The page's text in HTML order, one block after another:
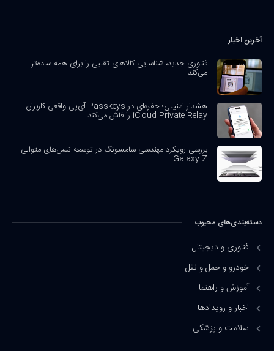
آخرین اخبار
فناوری جدید، شناسایی کالاهای تقلبی را برای همه ساده‌تر
می‌کند
هشدار امنیتی؛ حفره‌ای در Passkeys آی‌پی واقعی کاربران
iCloud Private Relay را فاش می‌کند
بررسی رویکرد مهندسی سامسونگ در توسعه نسل‌های متوالی
Galaxy Z
دسته‌بندی‌های محبوب
فناوری و دیجیتال
خودرو و حمل و نقل
آموزش و راهنما
اخبار و رویدادها
سلامت و پزشکی